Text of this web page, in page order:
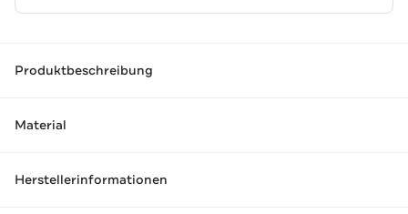
Produktbeschreibung
Material
Herstellerinformationen